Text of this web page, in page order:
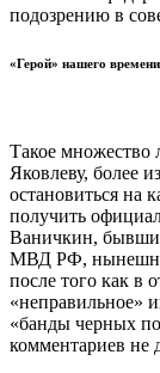
подозрению в
«Герой» нашего времени
Такое множество
Яковлеву, более
остановиться на
получить
Ваничкин,
МВД РФ,
после того как в
«неправильное»
«банды черных
комментариев не